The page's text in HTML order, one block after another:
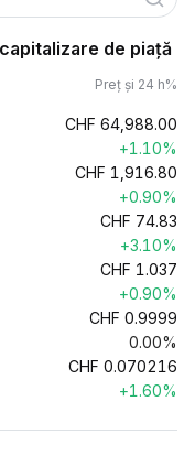
de piață
Preț și 24 h%
CHF 64,988.00
+1.10%
CHF 1,916.80
+0.90%
CHF 74.83
+3.10%
CHF 1.037
+0.90%
CHF 0.9999
0.00%
CHF 0.070216
+1.60%